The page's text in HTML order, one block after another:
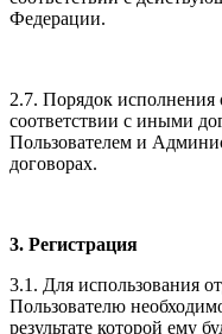
Федерации.
2.7. Порядок исполнения
соответствии с иными
Пользователем и
договорах.
3. Регистрация
3.1. Для использования
Пользователю
результате которой ему